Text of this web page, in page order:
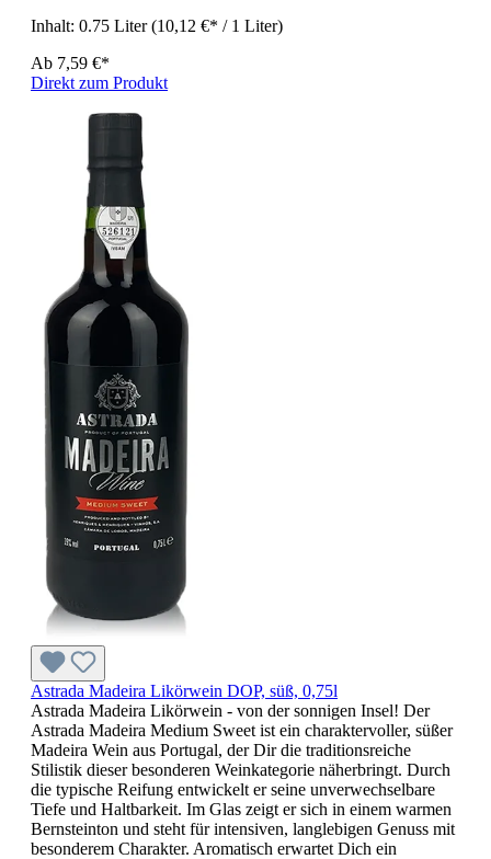
Inhalt: 0.75 Liter(10,12 €* / 1 Liter)
Ab 7,59 €*
Direkt zum Produkt
Astrada Madeira Likörwein DOP, süß, 0,75l
Astrada Madeira Likörwein - von der sonnigen Insel! Der
Astrada Madeira Medium Sweet ist ein charaktervoller, süßer
Madeira Wein aus Portugal, der Dir die traditionsreiche
Stilistik dieser besonderen Weinkategorie näherbringt. Durch
die typische Reifung entwickelt er seine unverwechselbare
Tiefe und Haltbarkeit. Im Glas zeigt er sich in einem warmen
Bernsteinton und steht für intensiven, langlebigen Genuss mit
besonderem Charakter. Aromatisch erwartet Dich ein